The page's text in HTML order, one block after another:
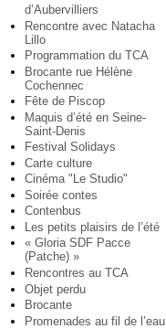
d’Aubervilliers
Rencontre avec Natacha
Lillo
Programmation du TCA
Brocante rue Hélène
Cochennec
Fête de Piscop
Maquis d’été en Seine-
Saint-Denis
Festival Solidays
Carte culture
Cinéma "Le Studio"
Soirée contes
Contenbus
Les petits plaisirs de l’été
« Gloria SDF Pacce
(Patche) »
Rencontres au TCA
Objet perdu
Brocante
Promenades au fil de l’eau